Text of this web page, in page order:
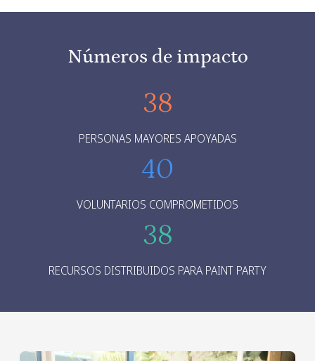
Números de impacto
38
PERSONAS MAYORES APOYADAS
40
VOLUNTARIOS COMPROMETIDOS
38
RECURSOS DISTRIBUIDOS PARA PAINT PARTY